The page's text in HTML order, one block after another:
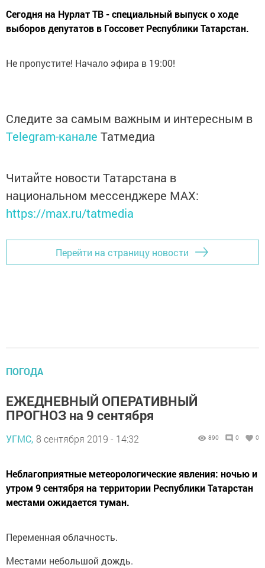
Сегодня на Нурлат ТВ - специальный выпуск о ходе
выборов депутатов в Госсовет Республики Татарстан.
Не пропустите! Начало эфира в 19:00!
Следите за самым важным и интересным в
Telegram-канале Татмедиа
Читайте новости Татарстана в
национальном мессенджере MАХ:
https://max.ru/tatmedia
Перейти на страницу новости
ПОГОДА
ЕЖЕДНЕВНЫЙ ОПЕРАТИВНЫЙ
ПРОГНОЗ на 9 сентября
УГМС, 8 сентября 2019 - 14:32 890 0 0
Неблагоприятные метеорологические явления: ночью и
утром 9 сентября на территории Республики Татарстан
местами ожидается туман.
Переменная облачность.
Местами небольшой дождь.